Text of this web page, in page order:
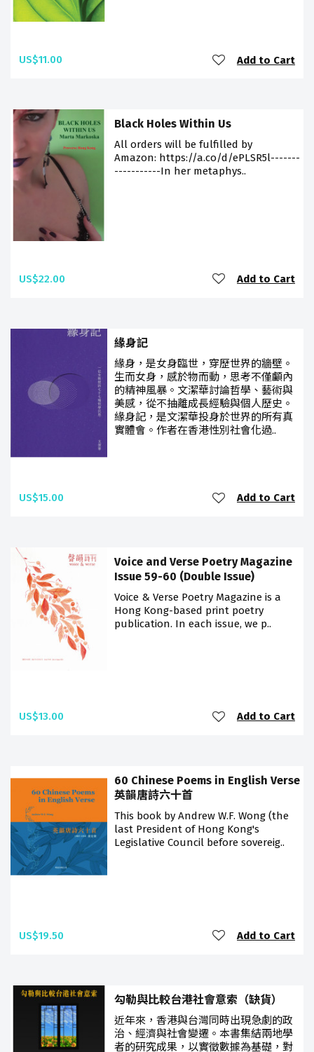
US$11.00 Add to Cart
Black Holes Within Us
All orders will be fulfilled by
Amazon: https://a.co/d/ePLSR5l-------
-----------In her metaphys..
US$22.00 Add to Cart
緣身記
緣身，是女身臨世，穿歷世界的牆壁。
生而女身，感於物而動，思考不僅顱內
的精神風暴。文潔華討論哲學、藝術與
美感，從不抽離成長經驗與個人歷史。
緣身記，是文潔華投身於世界的所有真
實體會。作者在香港性別社會化過..
US$15.00 Add to Cart
Voice and Verse Poetry Magazine
Issue 59-60 (Double Issue)
Voice & Verse Poetry Magazine is a
Hong Kong-based print poetry
publication. In each issue, we p..
US$13.00 Add to Cart
60 Chinese Poems in English Verse
英韻唐詩六十首
This book by Andrew W.F. Wong (the
last President of Hong Kong's
Legislative Council before sovereig..
US$19.50 Add to Cart
勾勒與比較台港社會意索（缺貨）
近年來，香港與台灣同時出現急劇的政
治、經濟與社會變遷。本書集結兩地學
者的研究成果，以實徵數據為基礎，對